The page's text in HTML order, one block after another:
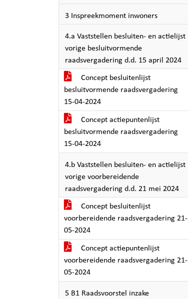
3 Inspreekmoment inwoners
4.a Vaststellen besluiten- en actielijst
vorige besluitvormende
raadsvergadering d.d. 15 april 2024
Concept besluitenlijst
besluitvormende raadsvergadering
15-04-2024
Concept actiepuntenlijst
besluitvormende raadsvergadering
15-04-2024
4.b Vaststellen besluiten- en actielijst
vorige voorbereidende
raadsvergadering d.d. 21 mei 2024
Concept besluitenlijst
voorbereidende raadsvergadering 21-
05-2024
Concept actiepuntenlijst
voorbereidende raadsvergadering 21-
05-2024
5 B1 Raadsvoorstel inzake